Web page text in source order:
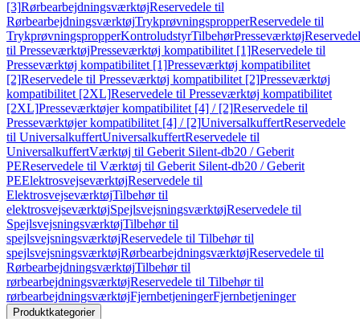
[3]RørbearbejdningsværktøjReservedele til
RørbearbejdningsværktøjTrykprøvningspropperReservedele til
TrykprøvningspropperKontroludstyrTilbehørPresseværktøj
til PresseværktøjPresseværktøj kompatibilitet [1]Reservedele til
Presseværktøj kompatibilitet [1]Presseværktøj kompatibilitet
[2]Reservedele til Presseværktøj kompatibilitet [2]Presseværktøj
kompatibilitet [2XL]Reservedele til Presseværktøj kompatibilitet
[2XL]Presseværktøjer kompatibilitet [4] / [2]Reservedele til
Presseværktøjer kompatibilitet [4] / [2]UniversalkuffertReservedele
til UniversalkuffertUniversalkuffertReservedele til
UniversalkuffertVærktøj til Geberit Silent-db20 / Geberit
PEReservedele til Værktøj til Geberit Silent-db20 / Geberit
PEElektrosvejseværktøjReservedele til
ElektrosvejseværktøjTilbehør til
elektrosvejseværktøjSpejlsvejsningsværktøjReservedele til
SpejlsvejsningsværktøjTilbehør til
spejlsvejsningsværktøjReservedele til Tilbehør til
spejlsvejsningsværktøjRørbearbejdningsværktøjReservedele til
RørbearbejdningsværktøjTilbehør til
rørbearbejdningsværktøjReservedele til Tilbehør til
rørbearbejdningsværktøjFjernbetjeningerFjernbetjeninger
Produktkategorier